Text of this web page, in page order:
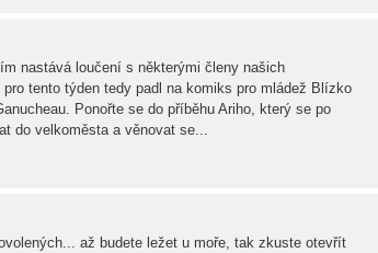
nastává loučení s některými členy našich
tento týden tedy padl na komiks pro mládež Blízko
Ponořte se do příběhu Ariho, který se po
do velkoměsta a věnovat se...
až budete ležet u moře, tak zkuste otevřít